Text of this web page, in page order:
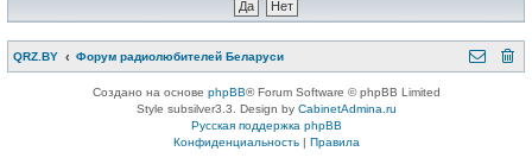
QRZ.BY Форум радиолюбителей Беларуси
Создано на основе phpBB® Forum Software © phpBB Limited
Style subsilver3.3. Design by CabinetAdmina.ru
Русская поддержка phpBB
Конфиденциальность| Правила